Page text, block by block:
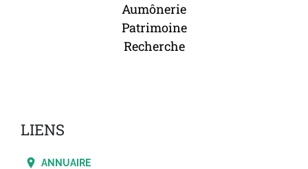
Aumônerie
Patrimoine
Recherche
LIENS
ANNUAIRE